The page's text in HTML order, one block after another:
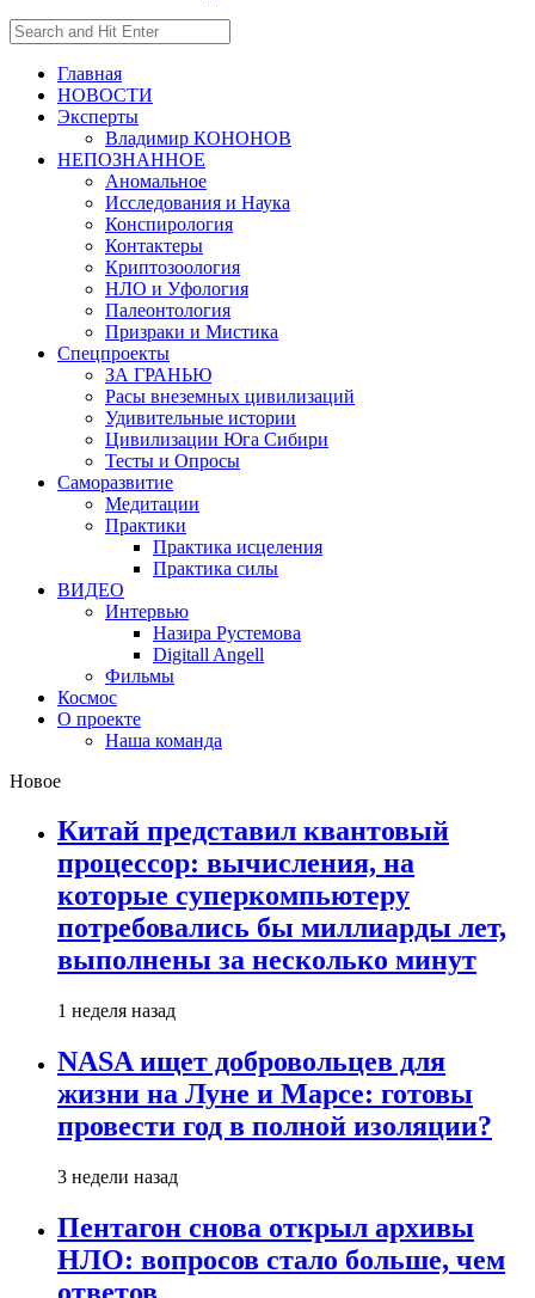
Главная
НОВОСТИ
Эксперты
Владимир КОНОНОВ
НЕПОЗНАННОЕ
Аномальное
Исследования и Наука
Конспирология
Контактеры
Криптозоология
НЛО и Уфология
Палеонтология
Призраки и Мистика
Спецпроекты
ЗА ГРАНЬЮ
Расы внеземных цивилизаций
Удивительные истории
Цивилизации Юга Сибири
Тесты и Опросы
Саморазвитие
Медитации
Практики
Практика исцеления
Практика силы
ВИДЕО
Интервью
Назира Рустемова
Digitall Angell
Фильмы
Космос
О проекте
Наша команда
Новое
Китай представил квантовый
процессор: вычисления, на
которые суперкомпьютеру
потребовались бы миллиарды лет,
выполнены за несколько минут
1 неделя назад
NASA ищет добровольцев для
жизни на Луне и Марсе: готовы
провести год в полной изоляции?
3 недели назад
Пентагон снова открыл архивы
НЛО: вопросов стало больше, чем